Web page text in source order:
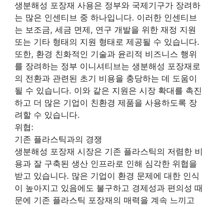
생분해성 포장재 사용은 정부와 국제기구가 장려하
는 많은 인센티브 중 하나입니다. 이러한 인센티브
는 보조금, 세금 면제, 연구 개발을 위한 재정 지원
또는 기타 형태의 지원 형태로 제공될 수 있습니다.
또한, 환경 친화적인 기술과 윤리적 비즈니스 행위
를 장려하는 정부 이니셔티브는 생분해성 포장재로
의 전환과 관련된 초기 비용을 충당하는 데 도움이
될 수 있습니다. 이와 같은 지원은 시장 확대를 촉진
하고 더 많은 기업이 친환경 제품을 사용하도록 장
려할 수 있습니다.
위협:
기존 플라스틱과의 경쟁
생분해성 포장재 시장은 기존 플라스틱의 저렴한 비
용과 잘 구축된 생산 인프라로 인해 심각한 위협을
받고 있습니다. 많은 기업이 환경 문제에 대한 인식
이 높아지고 있음에도 불구하고 경제성과 편의성 때
문에 기존 플라스틱 포장재의 매력을 계속 느끼고